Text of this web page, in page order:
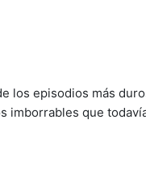
los episodios más
imborrables que